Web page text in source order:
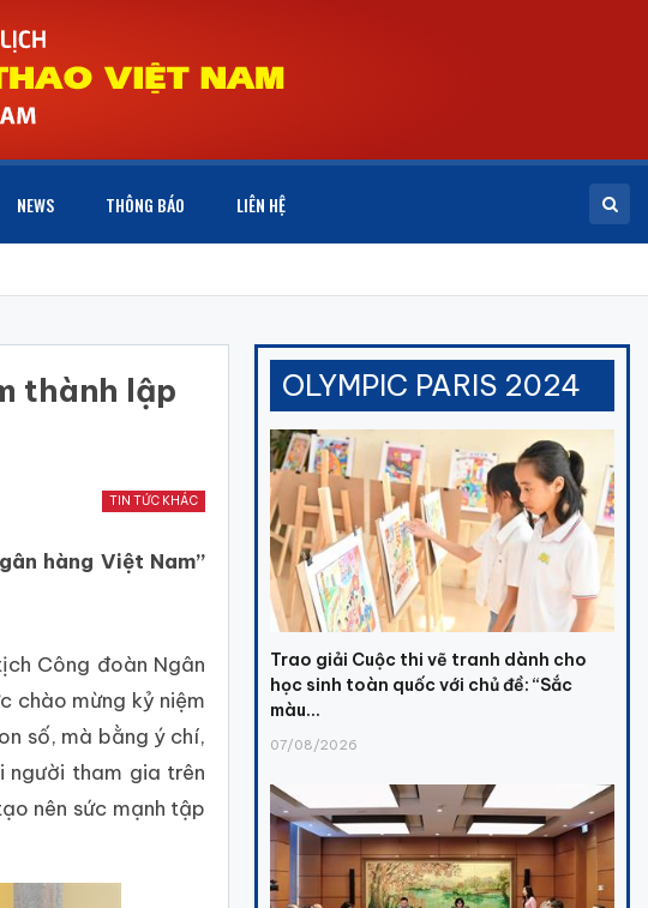
NEWS THÔNG BÁO LIÊN HỆ
thành lập
TIN TỨC KHÁC
hàng Việt Nam”
Công đoàn Ngân
chào mừng kỷ niệm
số, mà bằng ý chí,
người tham gia trên
nên sức mạnh tập
OLYMPIC PARIS 2024
Trao giải Cuộc thi vẽ tranh dành cho
học sinh toàn quốc với chủ đề: “Sắc
màu...
07/08/2026